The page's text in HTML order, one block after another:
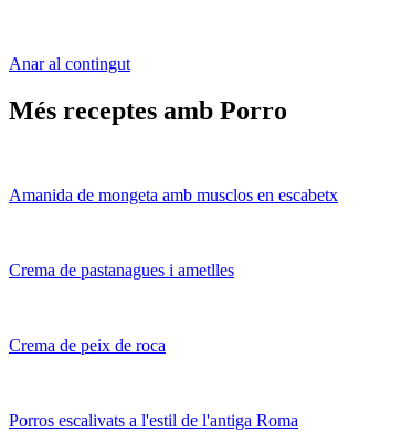
Anar al contingut
Més receptes amb Porro
Amanida de mongeta amb musclos en escabetx
Crema de pastanagues i ametlles
Crema de peix de roca
Porros escalivats a l'estil de l'antiga Roma